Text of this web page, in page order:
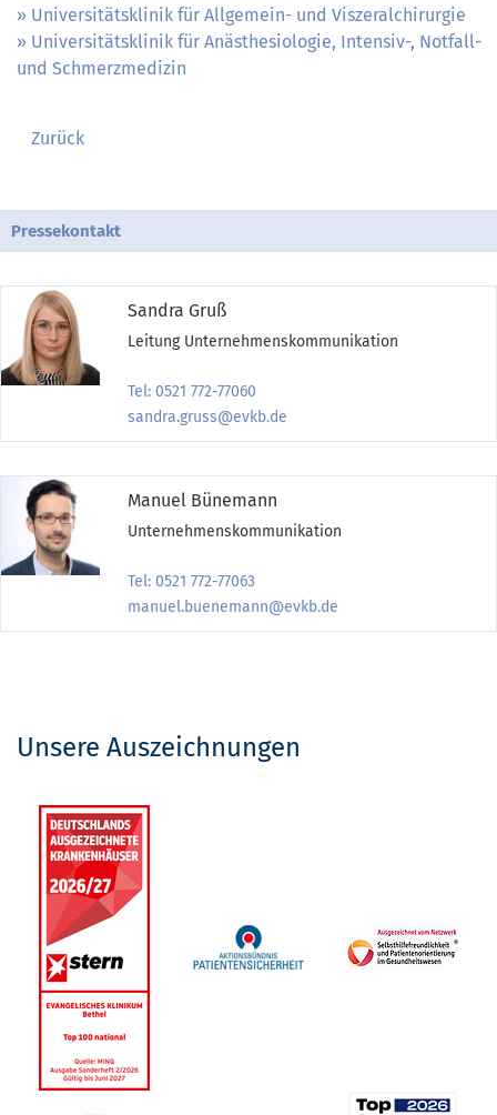
Universitätsklinik für Allgemein- und Viszeralchirurgie
Universitätsklinik für Anästhesiologie, Intensiv-, Notfall-
und Schmerzmedizin
Zurück
Pressekontakt
Sandra Gruß
Leitung Unternehmenskommunikation
Tel: 0521 772-77060
sandra.gruss@evkb.de
Manuel Bünemann
Unternehmenskommunikation
Tel: 0521 772-77063
manuel.buenemann@evkb.de
Unsere Auszeichnungen